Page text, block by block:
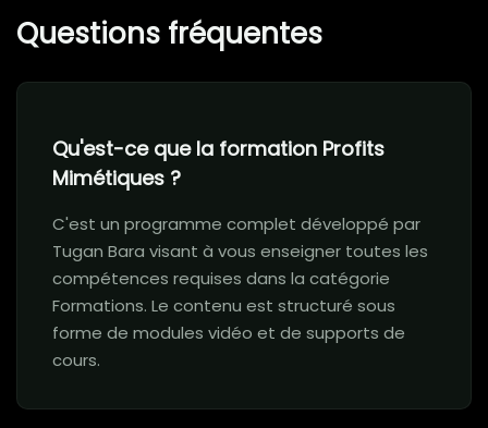
Questions fréquentes
Qu'est-ce que la formation Profits
Mimétiques ?
C'est un programme complet développé par
Tugan Bara visant à vous enseigner toutes les
compétences requises dans la catégorie
Formations. Le contenu est structuré sous
forme de modules vidéo et de supports de
cours.